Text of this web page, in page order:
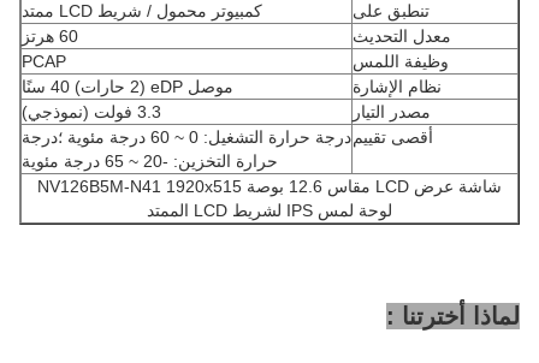
تنطبق على
كمبيوتر محمول / شريط LCD ممتد
معدل التحديث
60 هرتز
وظيفة اللمس
PCAP
نظام الإشارة
موصل eDP (2 حارات) 40 سنًا
مصدر التيار
3.3 فولت (نموذجي)
أقصى تقييم
درجة حرارة التشغيل: 0 ~ 60 درجة مئوية ؛درجة
حرارة التخزين: -20 ~ 65 درجة مئوية
شاشة عرض LCD مقاس 12.6 بوصة NV126B5M-N41 1920x515
لوحة لمس IPS لشريط LCD الممتد
لماذا أخترتنا :